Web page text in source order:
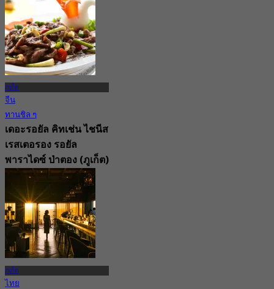
New
4.4
จาก฿ 595
ภูเก็ต
จีน
ทานชิล ๆ
เดอะรอยัล คิทเช่น ไชนีส
เรสเตอรอง รอยัล
พาราไดซ์ ป่าตอง (ภูเก็ต)
4.1
จาก฿ 750
ภูเก็ต
ไทย